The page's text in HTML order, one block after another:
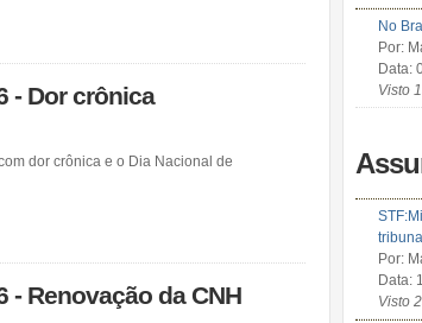
- Dor crônica
dor crônica e o Dia Nacional de
- Renovação da CNH
No
Por:
Data:
Visto
Por:
Data:
Visto